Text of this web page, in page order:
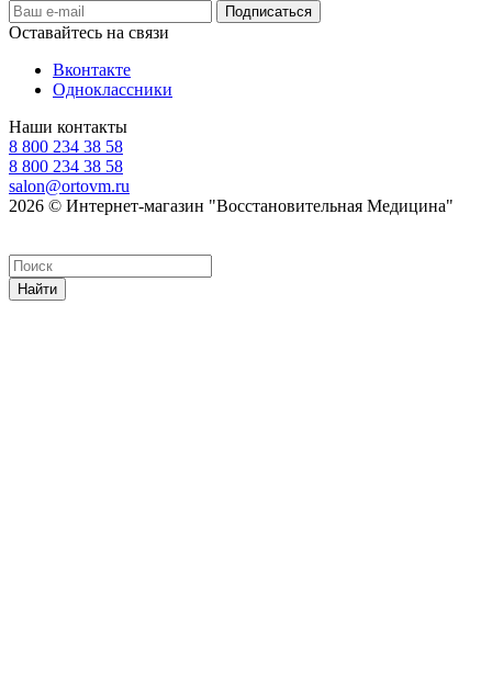
Оставайтесь на связи
Вконтакте
Одноклассники
Наши контакты
8 800 234 38 58
8 800 234 38 58
salon@ortovm.ru
2026 © Интернет-магазин "Восстановительная Медицина"
Найти